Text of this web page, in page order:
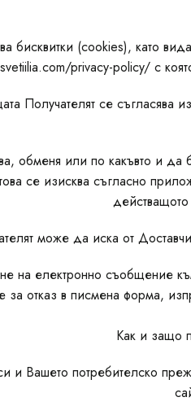
бисквитки (cookies), като
privacy-policy/ с
Получателят се
обменя или по какъвто и да
се изисква съгласно
може да иска от
на електронно съобщение
за отказ в писмена форма,
Как и защо
и Вашето потребителско